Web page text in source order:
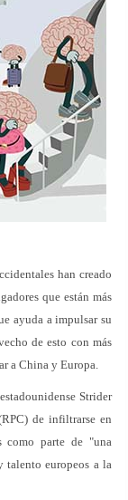
han creado
que están más
ayuda a impulsar su
de esto con más
a China y Europa.
Strider
de infiltrarse en
como parte de "una
talento europeos a la